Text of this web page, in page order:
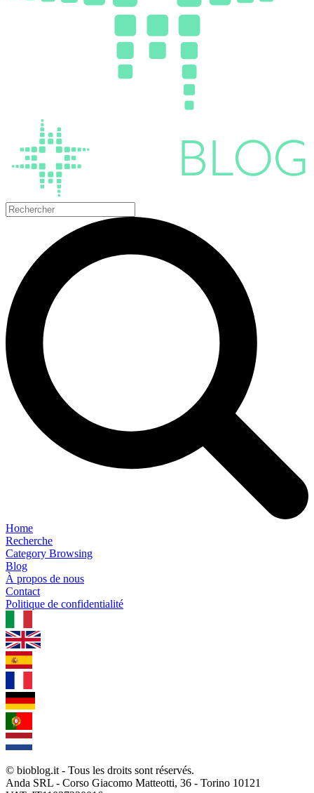
Home
Recherche
Category Browsing
Blog
À propos de nous
Contact
Politique de confidentialité
© bioblog.it - Tous les droits sont réservés.
Anda SRL - Corso Giacomo Matteotti, 36 - Torino 10121